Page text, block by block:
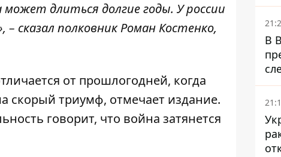
длиться долгие годы. У россии
сказал полковник Роман Костенко,
от прошлогодней, когда
скорый триумф, отмечает издание.
говорит, что война затянется
В